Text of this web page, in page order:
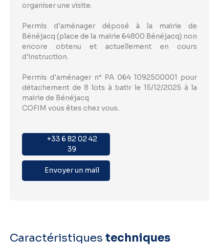
organiser une visite.
Permis d'aménager déposé à la mairie de
Bénéjacq (place de la mairie 64800 Bénéjacq) non
encore obtenu et actuellement en cours
d'instruction.
Permis d'aménager n° PA 064 1092500001 pour
détachement de 8 lots à batir le 15/12/2025 à la
mairie de Bénéjacq
COFIM vous êtes chez vous..
+33 6 82 02 42
39
Envoyer un mail
Caractéristiques techniques